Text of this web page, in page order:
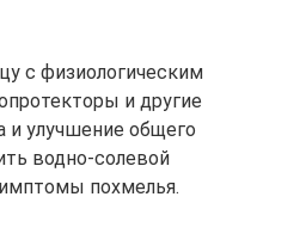
с физиологическим
и другие
и улучшение общего
водно-солевой
похмелья.